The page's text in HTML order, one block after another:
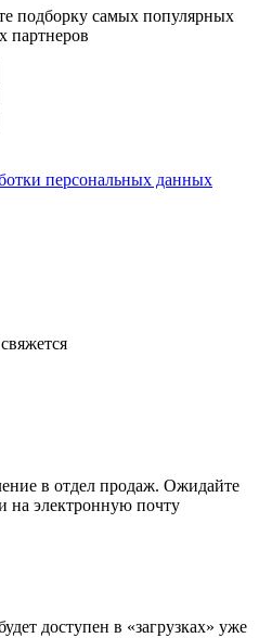
подборку самых популярных
партнеров
персональных данных
в отдел продаж. Ожидайте
на электронную почту
доступен в «загрузках» уже